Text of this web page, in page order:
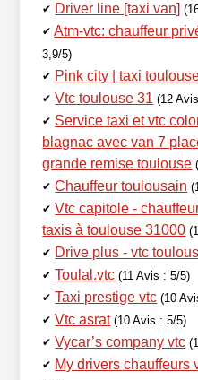
✔ Driver line [taxi van]
✔ Atm-vtc: chauffeur
3,9/5)
✔ Pink city | taxi
✔ Vtc toulouse 31 (12
✔ Service taxi et vtc
blagnac avec van 7
grande remise toulouse
✔ Chauffeur toulousain
✔ Vtc capitole -
taxis à toulouse 31000
✔ Drive plus - vtc
✔ Toulal.vtc (11 Avis : 5/5)
✔ Taxi prestige vtc (10
✔ Vtc asrat (10 Avis : 5/5)
✔ Vycar’s company vtc
✔ My drivers chauffeurs